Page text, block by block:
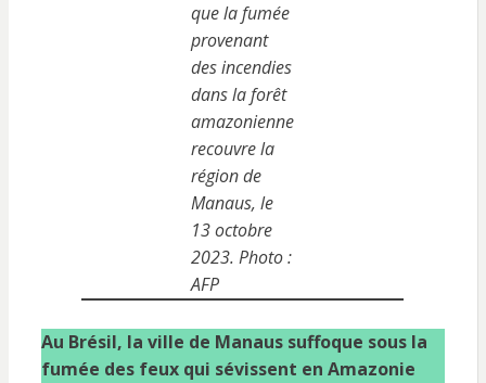
que la fumée
provenant
des incendies
dans la forêt
amazonienne
recouvre la
région de
Manaus, le
13 octobre
2023. Photo :
AFP
Au Brésil, la ville de Manaus suffoque sous la
fumée des feux qui sévissent en Amazonie